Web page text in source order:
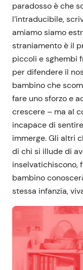
paradosso è che
l’intraducibile,
amiamo siamo
straniamento è il
piccoli e sghembi
per difendere il
bambino che
fare uno sforzo e
crescere – ma al
incapace di
immerge. Gli altri
di chi si illude di
inselvatichiscono,
bambino
stessa infanzia,